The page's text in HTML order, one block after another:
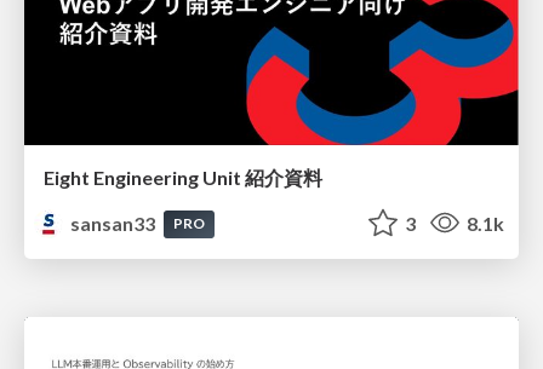
Eight Engineering Unit 紹介資料
sansan33
PRO 3 8.1k